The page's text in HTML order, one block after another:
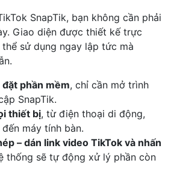
SnapTik, bạn không cần phải
Giao diện được thiết kế trực
sử dụng ngay lập tức mà
phần mềm, chỉ cần mở trình
SnapTik.
thiết bị, từ điện thoại di động,
máy tính bàn.
– dán link video TikTok và nhấn
thống sẽ tự động xử lý phần còn